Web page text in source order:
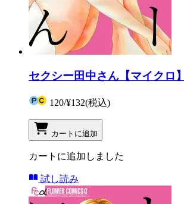
セクシー田中さん【マイクロ
120/¥132(税込)
カートに追加
カートに追加しました
試し読み